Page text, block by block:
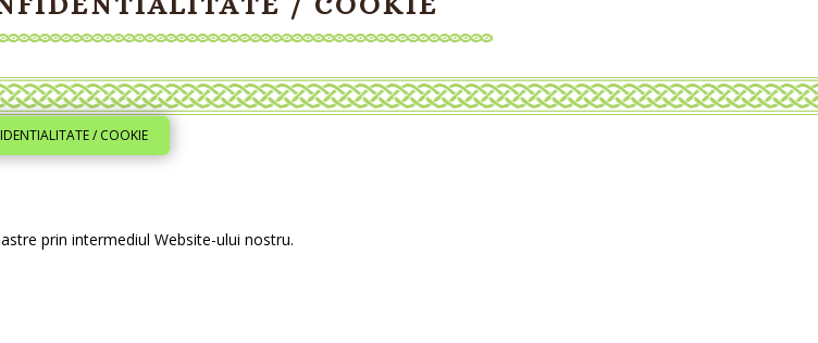
/ COOKIE
prin intermediul Website-ului nostru.